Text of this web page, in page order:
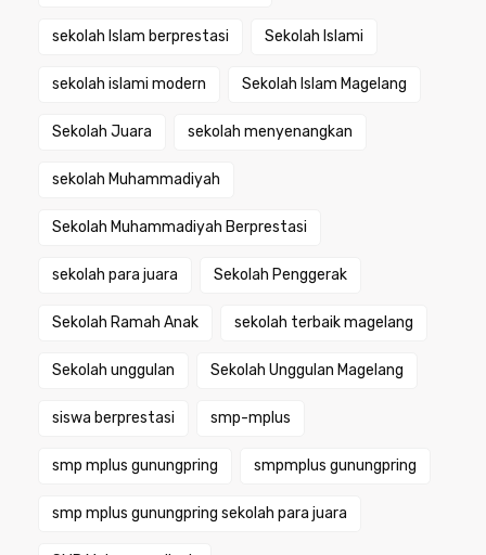
sekolah Islam berprestasi Sekolah Islami
sekolah islami modern Sekolah Islam Magelang
Sekolah Juara sekolah menyenangkan
sekolah Muhammadiyah
Sekolah Muhammadiyah Berprestasi
sekolah para juara Sekolah Penggerak
Sekolah Ramah Anak sekolah terbaik magelang
Sekolah unggulan Sekolah Unggulan Magelang
siswa berprestasi smp-mplus
smp mplus gunungpring smpmplus gunungpring
smp mplus gunungpring sekolah para juara